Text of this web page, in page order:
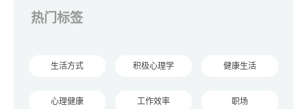
热门标签
生活方式 积极心理学 健康生活
心理健康 工作效率 职场